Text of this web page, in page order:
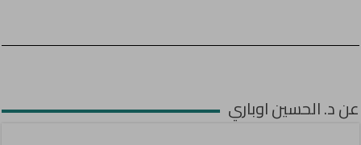
عن د. الحسين اوباري